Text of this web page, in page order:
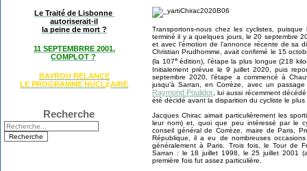
Le Traité de Lisbonne
autoriserait-il
la peine de mort ?
11 SEPTEMBRRE 2001,
COMPLOT ?
BAYROU RELANCE
LE PROGRAMME NUCLÉAIRE
Recherche
Transportons-nous chez les cyclistes,
terminé il y a quelques jours, le 20 septembre
et avec l’émotion de l’annonce récente de sa
Christian Prudhomme, avait confirmé le 15
(la 107eédition), l’étape la plus longue (218
Initialement prévue le 9 juillet 2020, puis
septembre 2020, l’étape a commencé à
jusqu’à Sarran, en Corrèze, avec un
Raymond Poulidor, lui aussi récemment
été décidé avant la disparition du cycliste le
Jacques Chirac aimait particulièrement les
leur nom) et, quoi que peu intéressé par le
conseil général de Corrèze, maire de Paris,
République, il a eu de nombreuses
généralement à Paris. Trois fois, le Tour de
Sarran : le 18 juillet 1998, le 25 juillet 2001
première fois fut assez particulière.